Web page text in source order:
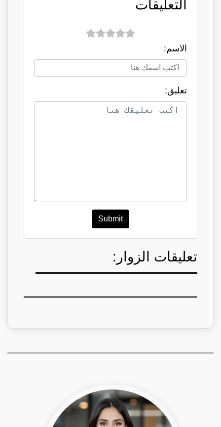
التعليقات
الاسم:
تعلبق:
Submit
تعليقات الزوار: